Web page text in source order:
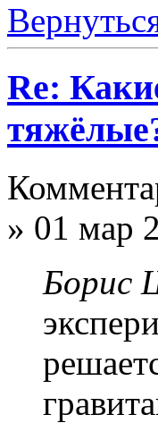
Re:
» 01 мар
Борис